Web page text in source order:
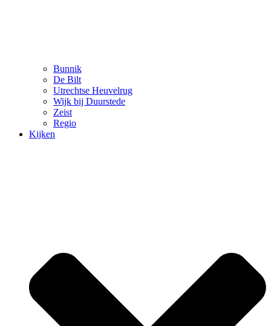
Bunnik
De Bilt
Utrechtse Heuvelrug
Wijk bij Duurstede
Zeist
Regio
Kijken